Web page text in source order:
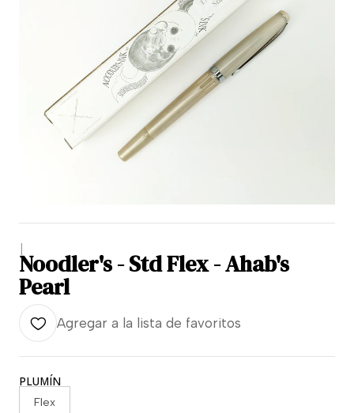
|
Noodler's - Std Flex - Ahab's
Pearl
Agregar a la lista de favoritos
PLUMÍN
Flex